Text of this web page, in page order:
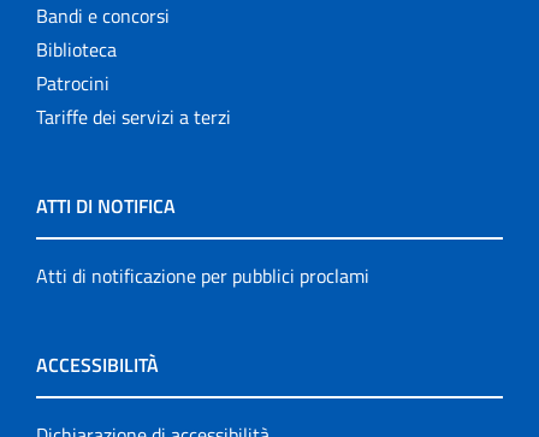
Bandi e concorsi
Biblioteca
Patrocini
Tariffe dei servizi a terzi
ATTI DI NOTIFICA
Atti di notificazione per pubblici proclami
ACCESSIBILITÀ